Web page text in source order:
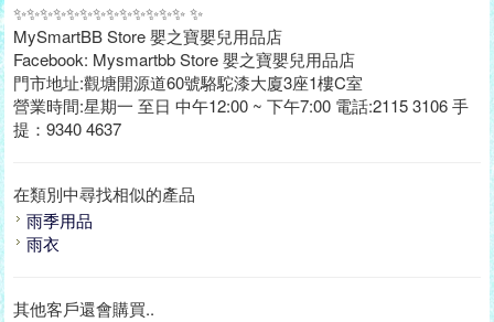
✨✨✨✨✨✨✨✨✨✨✨✨✨ ✨
MySmartBB Store 嬰之寶嬰兒用品店
Facebook: Mysmartbb Store 嬰之寶嬰兒用品店
門市地址:觀塘開源道60號駱駝漆大廈3座1樓C室
營業時間:星期一 至日 中午12:00 ~ 下午7:00 電話:2115 3106 手
提：9340 4637
在類別中尋找相似的產品
雨季用品
雨衣
其他客戶還會購買..